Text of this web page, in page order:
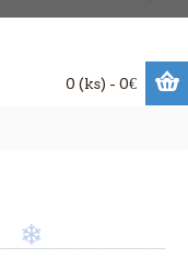
0 (ks) - 0€